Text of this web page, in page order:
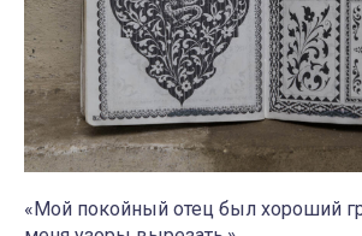
«Мой покойный отец был хороший